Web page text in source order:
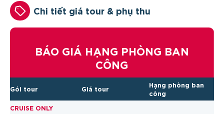
Chi tiết giá tour & phụ thu
BÁO GIÁ HẠNG PHÒNG BAN
CÔNG
Gói tour Giá tour
Hạng phòng ban
công
CRUISE ONLY